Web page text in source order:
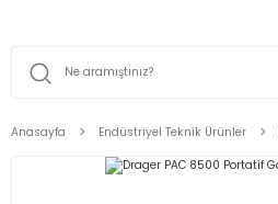
Anasayfa Endüstriyel Teknik Ürünler